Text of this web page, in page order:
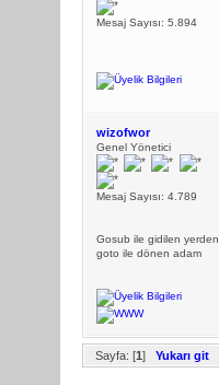
Mesaj Sayısı: 5.894
wizofwor
Genel Yönetici
Mesaj Sayısı: 4.789
Gosub ile gidilen yerden
goto ile dönen adam
Sayfa: [1] Yukarı git